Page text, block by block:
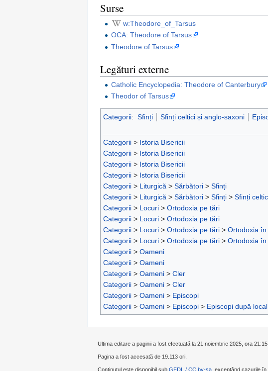
Surse
w:Theodore_of_Tarsus
OCA: Theodore of Tarsus
Theodore of Tarsus
Legături externe
Catholic Encyclopedia: Theodore of Canterbury
Theodor of Tarsus
Categorii: Sfinți Sfinți celtici și anglo-saxoni
Categorii > Istoria Bisericii
Categorii > Istoria Bisericii
Categorii > Istoria Bisericii
Categorii > Istoria Bisericii
Categorii > Liturgică > Sărbători > Sfinți
Categorii > Liturgică > Sărbători > Sfinți > Sfinți
Categorii > Locuri > Ortodoxia pe țări
Categorii > Locuri > Ortodoxia pe țări
Categorii > Locuri > Ortodoxia pe țări > Ortodoxia în
Categorii > Locuri > Ortodoxia pe țări > Ortodoxia în
Categorii > Oameni
Categorii > Oameni
Categorii > Oameni > Cler
Categorii > Oameni > Cler
Categorii > Oameni > Episcopi
Categorii > Oameni > Episcopi > Episcopi după
Ultima editare a paginii a fost efectuată la 21 noiembrie 2025, ora 21:15.
Pagina a fost accesată de 19.113 ori.
Conținutul este disponibil sub GFDL / CC by-sa , exceptând cazurile